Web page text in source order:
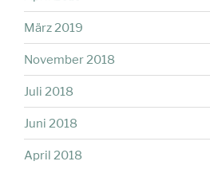
März 2019
November 2018
Juli 2018
Juni 2018
April 2018